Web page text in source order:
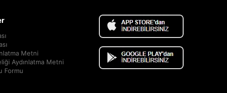
Metni
Aydınlatma Metni
Formu